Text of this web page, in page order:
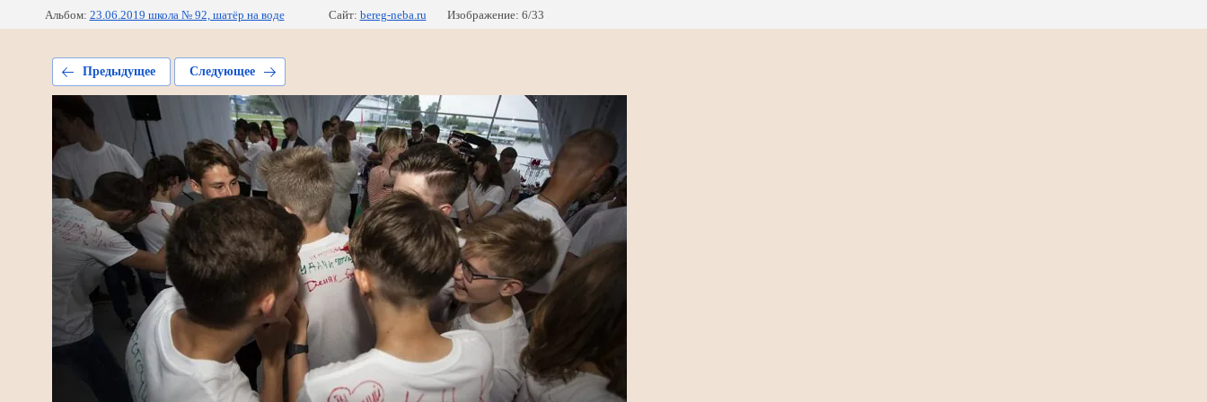
Альбом: 23.06.2019 школа № 92, шатёр на воде Сайт: bereg-neba.ru Изображение: 6/33
Предыдущее Следующее